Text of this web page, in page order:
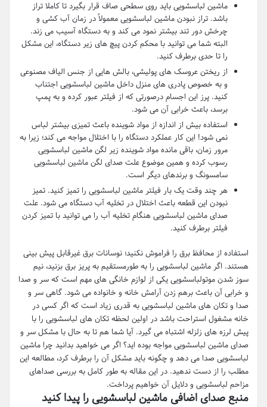
ماشین لباسشویی باید روی سطحی صاف قرار بگیرد تا کاملا تراز
باشد. تراز نبودن ماشین لباسشویی معمولاً در زمان آب کشی و
چرخش دور تند بیشتر نمود می کند و به دستگاه آسیب می زند.
البته شما می توانید با محکم کردن پیچ های زیر دستگاه، این مشکل
را تا حدی برطرف کنید.
از ریختن عروسک های پولیشی، بالش هایی از جنس الیاف مصنوعی
و به خصوص پادری های منزل داخل ماشین لباسشویی اجتناب
کنید. پرز این اجسام درصورتی که از فیلتر عبور کرده و به پمپ
برسد، باعث خرابی آن می شود.
استفاده بیش از اندازه از مواد شوینده باعث تمیزی بیشتر لباس
نمی شود! این کار عملکرد دستگاه را با اختلال مواجه می کند؛ زیرا به
مرور زمان، باقی مانده مواد شوینده زیر لگن ماشین لباسشویی
رسوب کرده و همین موضوع علت صدای لگن ماشین لباسشویی
سامسونگ و برندهای دیگر است.
هر چند وقت یک بار فیلتر ماشین لباسشویی را تمیز کنید. تمیز
نبودن این قطعه باعث اختلال در تخلیه آب دستگاه می شود. علت
صدای ماشین لباسشویی هنگام تخلیه آب را می توانید با تمیز کردن
فیلتر برطرف کنید.
استفاده از محافظ برق را فراموش نکنید؛ نوسانات برق غیرقابل پیش بینی
هستند. اگر ماشین لباسشویی را به طورمستقیم به پریز برق بزنید، نیم
سوز شدن موتولباسشویی یکی از لوازم خانگی های مهم است که سر و صدا
و خرابی آن باعث برهم زدن آرامش خانه و خانواده می شود. گاهی سر و
صدا و تکان های ماشین لباسشویی به قدری زیاد است که اگر کسی در
خانه مشغول استراحت باشد در اولین لحظه تکان های لباسشویی را با
پیش لرزه های زلزله اشتباه می گیرد. آیا شما هم تا به حال با مشکل سر و
صدای ماشین لباسشویی مواجه بوده اید؟ اگر می خواهید بدانید چرا ماشین
لباسشویی صدا می دهد و چگونه باید مشکل آن را برطرف کرد، مطالعه این
مطلب را از دست ندهید. در این مقاله به طور کامل به بررسی صداهای
مزاحم لباسشویی و دلایل آن خواهیم پرداخت.
منبع صدای اضافی ماشین لباسشویی را پیدا کنید